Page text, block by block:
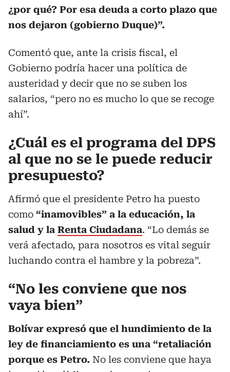
¿por qué? Por esa deuda a corto plazo que
nos dejaron (gobierno Duque)”.
Comentó que, ante la crisis fiscal, el
Gobierno podría hacer una política de
austeridad y decir que no se suben los
salarios, “pero no es mucho lo que se recoge
ahí”.
¿Cuál es el programa del DPS
al que no se le puede reducir
presupuesto?
Afirmó que el presidente Petro ha puesto
como “inamovibles” a la educación, la
salud y la Renta Ciudadana. “Lo demás se
verá afectado, para nosotros es vital seguir
luchando contra el hambre y la pobreza”.
“No les conviene que nos
vaya bien”
Bolívar expresó que el hundimiento de la
ley de financiamiento es una “retaliación
porque es Petro. No les conviene que haya